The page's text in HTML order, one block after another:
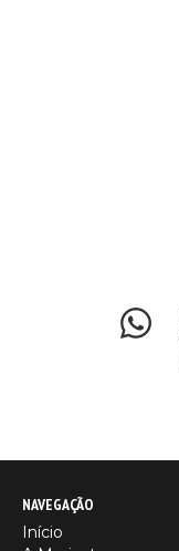
NAVEGAÇÃO
Início